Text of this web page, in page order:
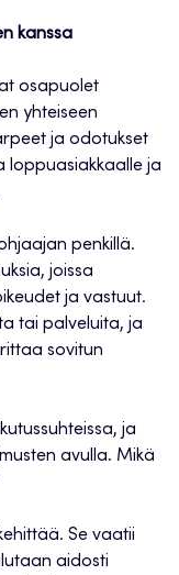
kanssa
osapuolet
yhteiseen
ja odotukset
loppuasiakkaalle ja
penkillä.
joissa
ja vastuut.
tai palveluita, ja
sovitun
ja
avulla. Mikä
Se vaatii
aidosti